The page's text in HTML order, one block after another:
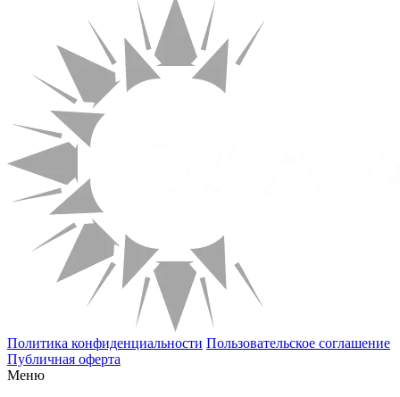
Политика конфиденциальности Пользовательское соглашение
Публичная оферта
Меню